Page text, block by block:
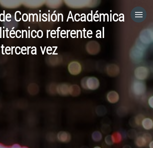
Comisión Académica
referente al
vez
HOME
CATEGORÍAS